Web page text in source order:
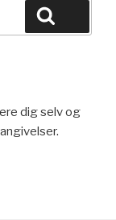
dig selv og